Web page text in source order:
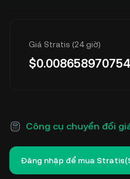
Giá Stratis (24 giờ)
$
Công cụ chuyển đổi
Đăng nhập để mua